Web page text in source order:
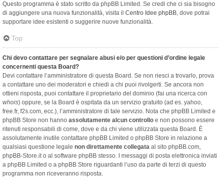
Questo programma è stato scritto da phpBB Limited. Se credi che ci sia bisogno
di aggiungere una nuova funzionalità, visita il Centro Idee phpBB, dove potrai
supportare idee esistenti o suggerire nuove funzionalità.
Top
Chi devo contattare per segnalare abusi e/o per questioni d’ordine legale
concernenti questa Board?
Devi contattare l’amministratore di questa Board. Se non riesci a trovarlo, prova
a contattare uno dei moderatori e chiedi a chi puoi rivolgerti. Se ancora non
ottieni risposta, puoi contattare il proprietario del dominio (fai una ricerca con
whois) oppure, se la Board è ospitata da un servizio gratuito (ad es. yahoo,
free.fr, f2s.com, ecc.), l’amministratore di tale servizio. Nota che phpBB Limited e
phpBB Store non hanno assolutamente alcun controllo e non possono essere
ritenuti responsabili di come, dove e da chi viene utilizzata questa Board. È
assolutamente inutile contattare phpBB Limited o phpBB Store in relazione a
qualsiasi questione legale non direttamente collegata al sito phpBB.com,
phpBB-Store.it o al software phpBB stesso. I messaggi di posta elettronica inviati
a phpBB Limited o a phpBB Store riguardanti l’uso da parte di terzi di questo
programma non riceveranno risposta.